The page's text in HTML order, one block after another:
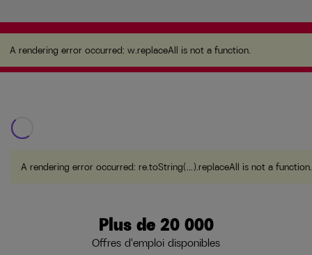
A rendering error occurred:w.replaceAll is not a function.
A rendering error occurred: w.replaceAll is not a function.
A rendering error occurred: re.toString(...).replaceAll is not a function.
Plus de 20 000
Offres d'emploi disponibles